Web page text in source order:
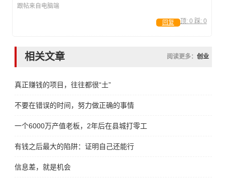
跟帖来自电脑端
顶: 0 踩: 0
回复
相关文章 阅读更多： 创业
真正赚钱的项目，往往都很“土”
不要在错误的时间，努力做正确的事情
一个6000万产值老板，2年后在县城打零工
有钱之后最大的陷阱：证明自己还能行
信息差，就是机会